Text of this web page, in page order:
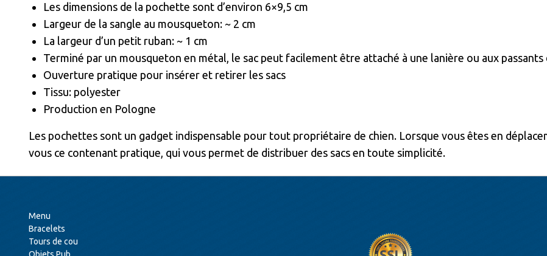
Les dimensions de la pochette sont d’environ 6×9,5 cm
Largeur de la sangle au mousqueton: ~ 2 cm
La largeur d’un petit ruban: ~ 1 cm
Terminé par un mousqueton en métal, le sac peut facilement être attaché à une lanière ou aux
Ouverture pratique pour insérer et retirer les sacs
Tissu: polyester
Production en Pologne
Les pochettes sont un gadget indispensable pour tout propriétaire de chien. Lorsque vous êtes en
vous ce contenant pratique, qui vous permet de distribuer des sacs en toute simplicité.
Menu
Bracelets
Tours de cou